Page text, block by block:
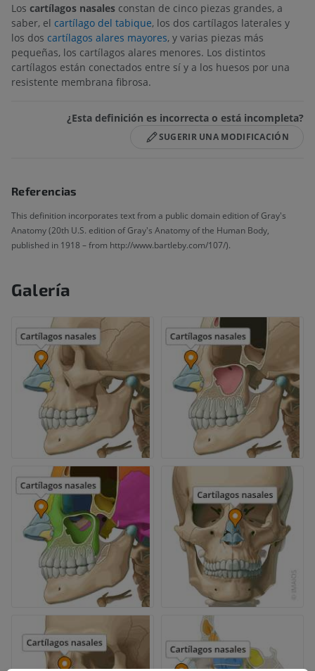
Los cartílagos nasales constan de cinco piezas grandes, a
saber, el cartílago del tabique, los dos cartílagos laterales y
los dos cartílagos alares mayores, y varias piezas más
pequeñas, los cartílagos alares menores. Los distintos
cartílagos están conectados entre sí y a los huesos por una
resistente membrana fibrosa.
¿Esta definición es incorrecta o está incompleta?
SUGERIR UNA MODIFICACIÓN
Referencias
This definition incorporates text from a public domain edition of Gray's
Anatomy (20th U.S. edition of Gray's Anatomy of the Human Body,
published in 1918 – from http://www.bartleby.com/107/).
Galería